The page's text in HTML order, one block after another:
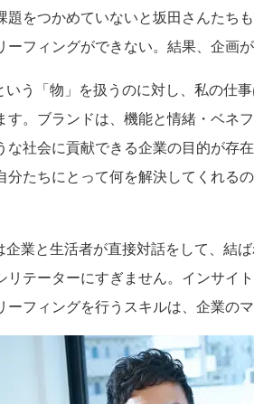
題をつかめていないと坂田さんたち
ーフィングができない。結果、企画が
いう「物」を扱うのに対し、私の仕
す。ブランドは、機能と情緒・ベネ
な社会に貢献できる企業の目的が存
分たちにとって何を解決してくれる
企業と生活者が直接対話をして、結
リテーターにすぎません。インサイ
ーフィングを行うスキルは、企業の